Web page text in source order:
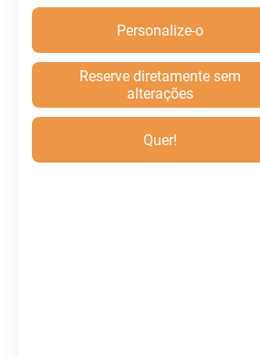
Personalize-o
Reserve diretamente sem
alterações
Quer!